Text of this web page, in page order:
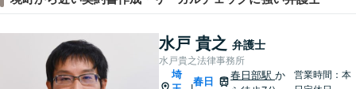
水戸 貴之 弁護士
水戸貴之法律事務所
埼
春日
春日部駅か
営業時間：本